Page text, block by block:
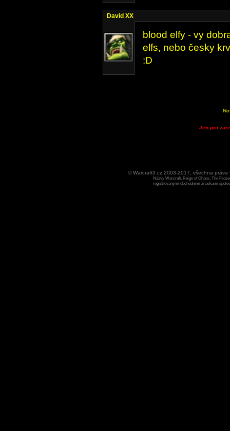
David XX
blood elfy - vy
elfs, nebo česky
:D
Jen pro
© Warcraft3.cz 2003-2017, všechna
Názvy Warcraft, Reign of Chaos, The
registrovanými obchodními znaekami